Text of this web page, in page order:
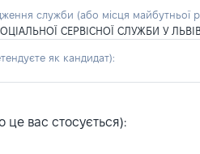
служби (або місця майбутньої
СЕРВІСНОЇ СЛУЖБИ У
як кандидат):
це вас стосується):